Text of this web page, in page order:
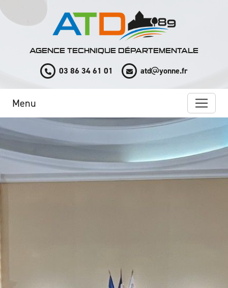
AGENCE TECHNIQUE DÉPARTEMENTALE
03 86 34 61 01 atd yonne.fr
Menu
Panneau de gestion des cookies